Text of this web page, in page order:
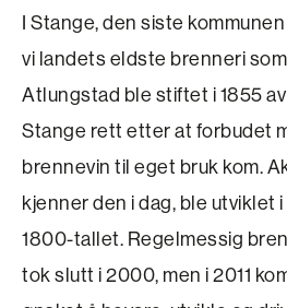
I Stange, den siste
vi landets eldste brenneri
Atlung­stad ble stiftet i 1855
Stange rett etter at forbudet
brenne­vin til eget bruk kom.
kjenner den i dag, ble utviklet
1800-tallet. Regelmessig
tok slutt i 2000, men i 2011